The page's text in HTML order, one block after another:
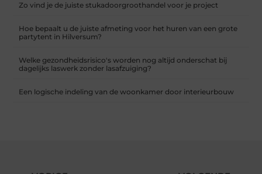
Zo vind je de juiste stukadoorgroothandel voor je project
Hoe bepaalt u de juiste afmeting voor het huren van een grote
partytent in Hilversum?
Welke gezondheidsrisico's worden nog altijd onderschat bij
dagelijks laswerk zonder lasafzuiging?
Een logische indeling van de woonkamer door interieurbouw